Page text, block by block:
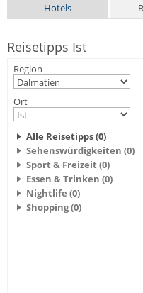
Hotels
Reisetipps Ist
Region
Ort
Alle Reisetipps (0)
Sehenswürdigkeiten (0)
Sport & Freizeit (0)
Essen & Trinken (0)
Nightlife (0)
Shopping (0)